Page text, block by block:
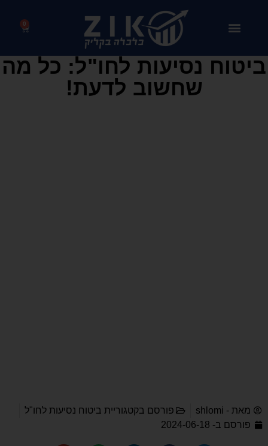
0
ביטוח נסיעות לחו"ל: כל מה
שחשוב לדעת!
מאת - shlomi פורסם בקטגוריית ביטוח נסיעות לחו"ל
פורסם ב- 2024-06-18